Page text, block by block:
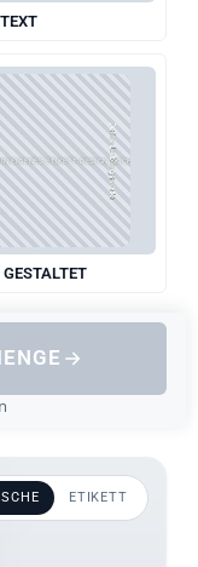
EIGENES ETIKETT-DESIGN HOCH
Deine Lieblingssorte
ETIKETT